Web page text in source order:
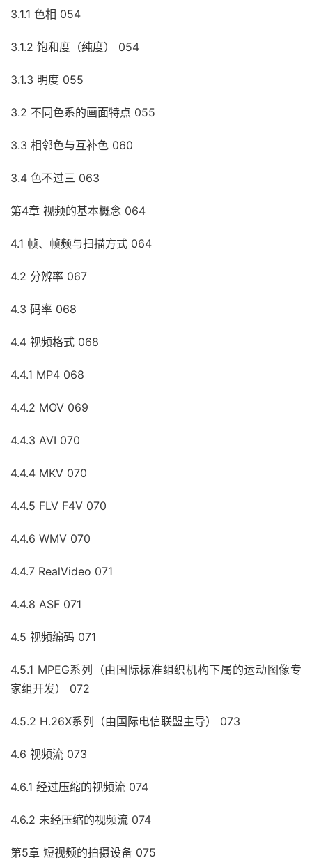
3.1.1 色相 054
3.1.2 饱和度（纯度） 054
3.1.3 明度 055
3.2 不同色系的画面特点 055
3.3 相邻色与互补色 060
3.4 色不过三 063
第4章 视频的基本概念 064
4.1 帧、帧频与扫描方式 064
4.2 分辨率 067
4.3 码率 068
4.4 视频格式 068
4.4.1 MP4 068
4.4.2 MOV 069
4.4.3 AVI 070
4.4.4 MKV 070
4.4.5 FLV F4V 070
4.4.6 WMV 070
4.4.7 RealVideo 071
4.4.8 ASF 071
4.5 视频编码 071
4.5.1 MPEG系列（由国际标准组织机构下属的运动图像专
家组开发） 072
4.5.2 H.26X系列（由国际电信联盟主导） 073
4.6 视频流 073
4.6.1 经过压缩的视频流 074
4.6.2 未经压缩的视频流 074
第5章 短视频的拍摄设备 075